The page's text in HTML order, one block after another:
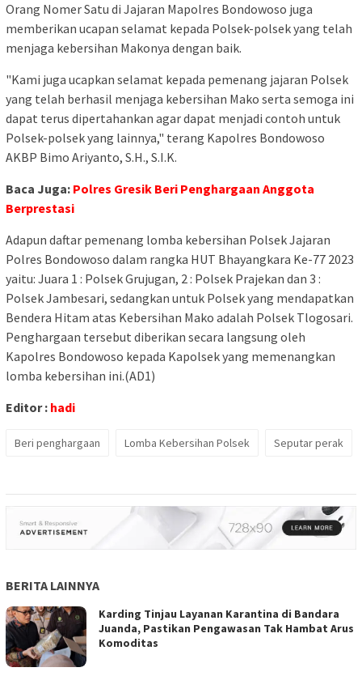
Orang Nomer Satu di Jajaran Mapolres Bondowoso juga
memberikan ucapan selamat kepada Polsek-polsek yang telah
menjaga kebersihan Makonya dengan baik.
"Kami juga ucapkan selamat kepada pemenang jajaran Polsek
yang telah berhasil menjaga kebersihan Mako serta semoga ini
dapat terus dipertahankan agar dapat menjadi contoh untuk
Polsek-polsek yang lainnya," terang Kapolres Bondowoso
AKBP Bimo Ariyanto, S.H., S.I.K.
Baca Juga: Polres Gresik Beri Penghargaan Anggota
Berprestasi
Adapun daftar pemenang lomba kebersihan Polsek Jajaran
Polres Bondowoso dalam rangka HUT Bhayangkara Ke-77 2023
yaitu: Juara 1 : Polsek Grujugan, 2 : Polsek Prajekan dan 3 :
Polsek Jambesari, sedangkan untuk Polsek yang mendapatkan
Bendera Hitam atas Kebersihan Mako adalah Polsek Tlogosari.
Penghargaan tersebut diberikan secara langsung oleh
Kapolres Bondowoso kepada Kapolsek yang memenangkan
lomba kebersihan ini.(AD1)
Editor : hadi
Beri penghargaan Lomba Kebersihan Polsek Seputar perak
BERITA LAINNYA
Karding Tinjau Layanan Karantina di Bandara
Juanda, Pastikan Pengawasan Tak Hambat Arus
Komoditas